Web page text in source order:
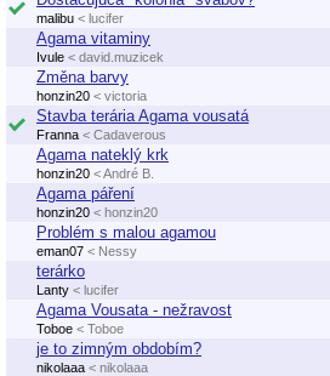
malibu < lucifer
Agama vitaminy
Ivule < david.muzicek
Změna barvy
honzin20 < victoria
Stavba terária Agama vousatá
Franna < Cadaverous
Agama nateklý krk
honzin20 < André B.
Agama páření
honzin20 < honzin20
Problém s malou agamou
eman07 < Nessy
terárko
Lanty < lucifer
Agama Vousata - nežravost
Toboe < Toboe
je to zimným obdobím?
nikolaaa < nikolaaa